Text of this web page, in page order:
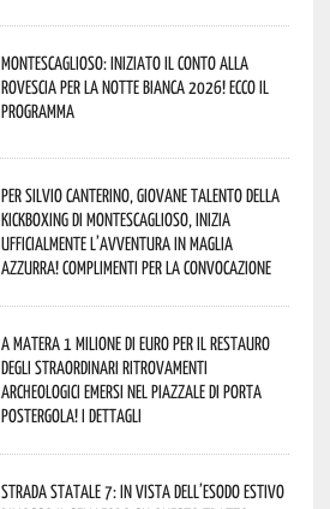
Montescaglioso: iniziato il conto alla
rovescia per la Notte Bianca 2026! Ecco il
programma
Per Silvio Canterino, giovane talento della
kickboxing di Montescaglioso, inizia
ufficialmente l’avventura in maglia
azzurra! Complimenti per la convocazione
A Matera 1 milione di euro per il restauro
degli straordinari ritrovamenti
archeologici emersi nel piazzale di Porta
Postergola! I dettagli
Strada statale 7: in vista dell’esodo estivo